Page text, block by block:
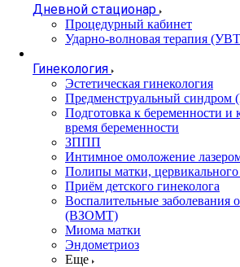
Дневной стационар
Процедурный кабинет
Ударно-волновая терапия
Гинекология
Эстетическая гинекология
Предменструальный
Подготовка к беременности и
время беременности
ЗППП
Интимное омоложение
Полипы матки, цервикального
Приём детского гинеколога
Воспалительные заболевания
(ВЗОМТ)
Миома матки
Эндометриоз
Еще